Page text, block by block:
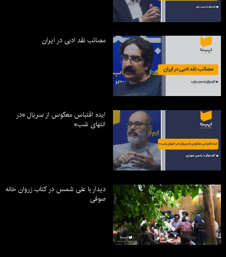
مصائب نقد ادبی در ایران
ایده اقتباس معکوس از سریال «در
انتهای شب»
دیدار با علی شمس در کتاب زروان خانه
صوفی